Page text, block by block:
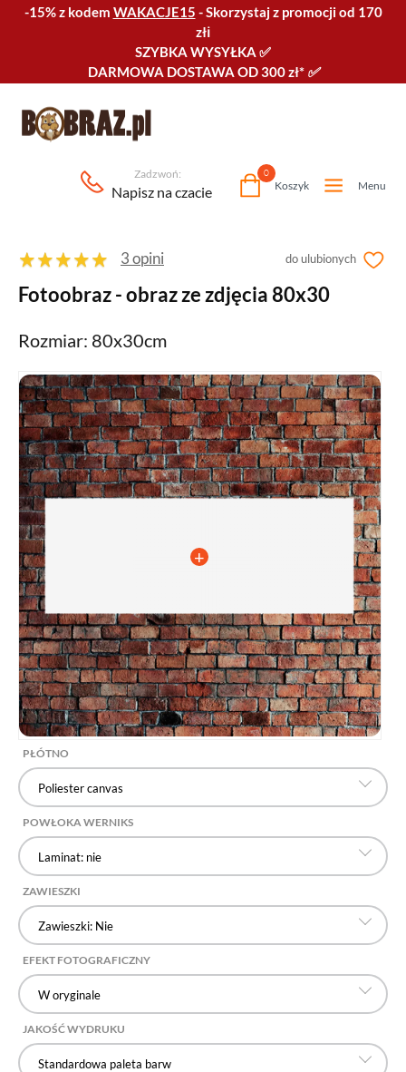
-15% z kodem WAKACJE15 -Skorzystaj z promocji od 170
złℹ️
SZYBKA WYSYŁKA ✅
DARMOWA DOSTAWA OD 300 zł* ✅
Zadzwoń:
Napisz na czacie Koszyk
0
Menu
do ulubionych
3 opini
Fotoobraz - obraz ze zdjęcia 80x30
Rozmiar: 80x30cm
PŁÓTNO
Poliester canvas
POWŁOKA WERNIKS
Laminat: nie
ZAWIESZKI
Zawieszki: Nie
EFEKT FOTOGRAFICZNY
W oryginale
JAKOŚĆ WYDRUKU
Standardowa paleta barw